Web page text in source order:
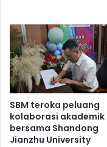
SBM teroka peluang
kolaborasi akademik
bersama Shandong
Jianzhu University